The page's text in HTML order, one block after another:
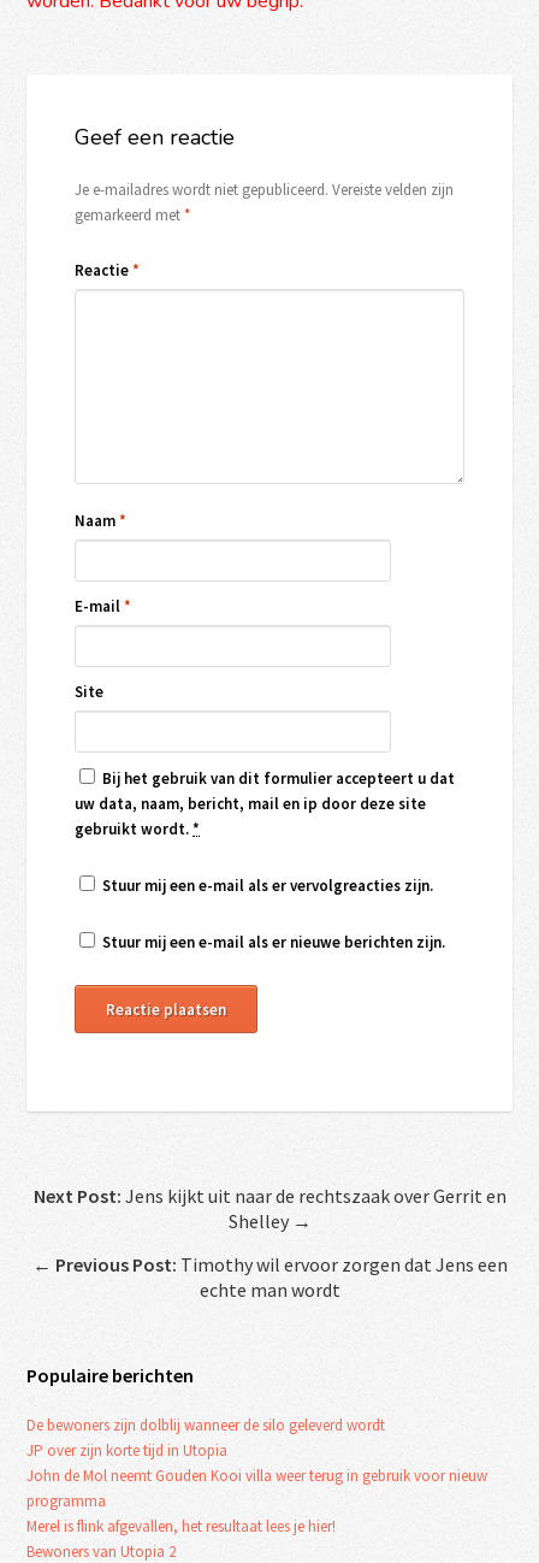
Geef een reactie
Je e-mailadres wordt niet gepubliceerd. Vereiste velden zijn
gemarkeerd met*
Reactie*
Naam*
E-mail*
Site
Bij het gebruik van dit formulier accepteert u dat
uw data, naam, bericht, mail en ip door deze site
gebruikt wordt.*
Stuur mij een e-mail als er vervolgreacties zijn.
Stuur mij een e-mail als er nieuwe berichten zijn.
Next Post: Jens kijkt uit naar de rechtszaak over Gerrit en
Shelley →
← Previous Post: Timothy wil ervoor zorgen dat Jens een
echte man wordt
Populaire berichten
De bewoners zijn dolblij wanneer de silo geleverd wordt
JP over zijn korte tijd in Utopia
John de Mol neemt Gouden Kooi villa weer terug in gebruik voor nieuw
programma
Merel is flink afgevallen, het resultaat lees je hier!
Bewoners van Utopia 2